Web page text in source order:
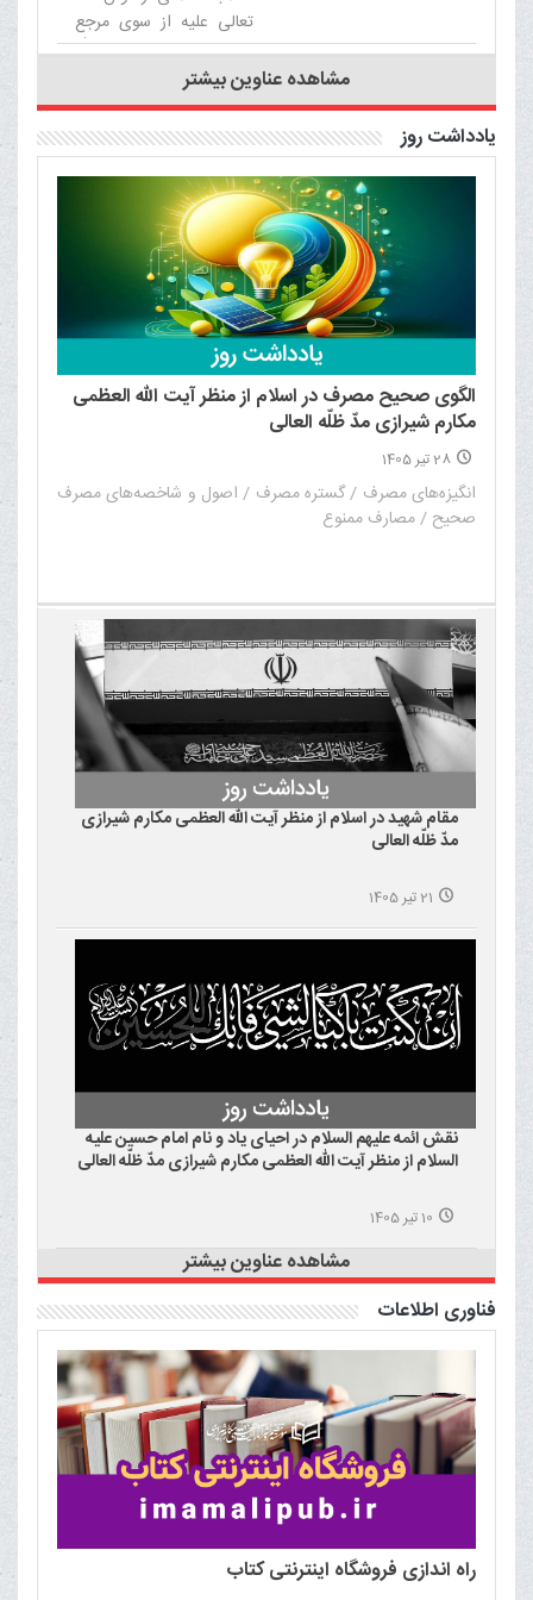
تعالی علیه از سوی مرجع
عالی‌قدر حضرت آیت الله
العظمی مکارم شیرازی
دامت برکاته برگزار می‌شود.‌
مشاهده عناوین بیشتر
یادداشت روز
الگوی صحیح مصرف در اسلام از منظر آیت الله العظمی
مکارم شیرازی مدّ ظلّه العالی
28 تیر 1405
انگیزه‌های مصرف / گستره مصرف / اصول و شاخصه‌های مصرف
صحیح / مصارف ممنوع‌
مقام شهید در اسلام از منظر آیت الله العظمی مکارم شیرازی
مدّ ظلّه العالی
21 تیر 1405
نقش ائمه علیهم السلام در احیای یاد و نام امام حسین علیه
السلام از منظر آیت الله العظمی مکارم شیرازی مدّ ظلّه العالی
10 تیر 1405
مشاهده عناوین بیشتر
فناوری اطلاعات
راه اندازی فروشگاه اینترنتی کتاب